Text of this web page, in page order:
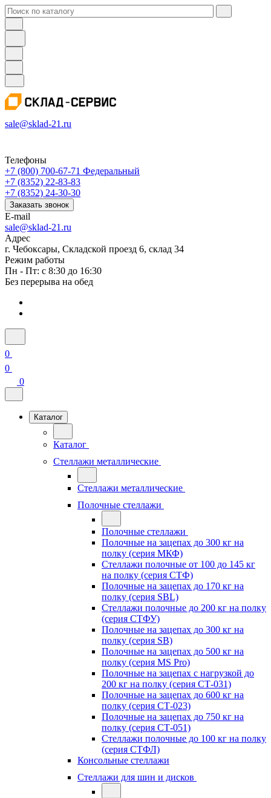
sale@sklad-21.ru
Телефоны
+7 (800) 700-67-71 Федеральный
+7 (8352) 22-83-83
+7 (8352) 24-30-30
Заказать звонок
E-mail
sale@sklad-21.ru
Адрес
г. Чебоксары, Складской проезд 6, склад 34
Режим работы
Пн - Пт: с 8:30 до 16:30
Без перерыва на обед
0
0
0
Каталог
Каталог
Стеллажи металлические
Стеллажи металлические
Полочные стеллажи
Полочные стеллажи
Полочные на зацепах до 300 кг на
полку (серия МКФ)
Стеллажи полочные от 100 до 145 кг
на полку (серия СТФ)
Полочные на зацепах до 170 кг на
полку (серия SBL)
Стеллажи полочные до 200 кг на полку
(серия СТФУ)
Полочные на зацепах до 300 кг на
полку (серия SB)
Полочные на зацепах до 500 кг на
полку (серия MS Pro)
Полочные на зацепах с нагрузкой до
200 кг на полку (серия СТ-031)
Полочные на зацепах до 600 кг на
полку (серия СТ-023)
Полочные на зацепах до 750 кг на
полку (серия СТ-051)
Стеллажи полочные до 100 кг на полку
(серия СТФЛ)
Консольные стеллажи
Стеллажи для шин и дисков